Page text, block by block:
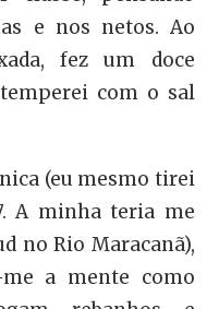
e nos netos. Ao
fez um doce
com o sal
(eu mesmo tirei
A minha teria me
no Rio Maracanã),
a mente como